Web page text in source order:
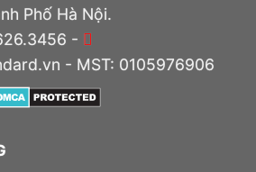
Phố Hà Nội.
-
- MST: 0105976906